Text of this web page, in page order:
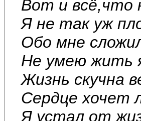
Вот и всё,что
Я не так уж
Обо мне
Не умею жить
Жизнь скучна
Сердце хочет
Я устал от